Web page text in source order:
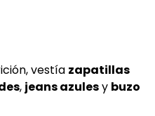
vestía zapatillas
, jeans azulesy buzo